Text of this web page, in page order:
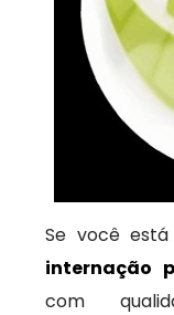
Se você
internação
com